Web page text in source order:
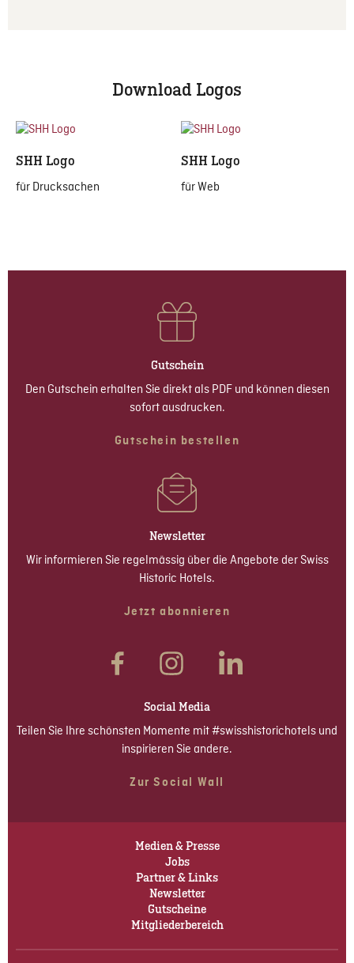
Download Logos
SHH Logo
für Drucksachen
SHH Logo
für Web
Gutschein
Den Gutschein erhalten Sie direkt als PDF und können diesen
sofort ausdrucken.
Gutschein bestellen
Newsletter
Wir informieren Sie regelmässig über die Angebote der Swiss
Historic Hotels.
Jetzt abonnieren
Social Media
Teilen Sie Ihre schönsten Momente mit #swisshistorichotels und
inspirieren Sie andere.
Zur Social Wall
Medien & Presse
Jobs
Partner & Links
Newsletter
Gutscheine
Mitgliederbereich